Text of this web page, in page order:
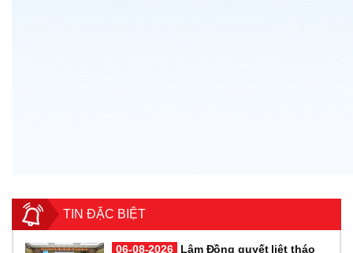
TIN ĐẶC BIỆT
06-08-2026 Lâm Đồng quyết liệt tháo